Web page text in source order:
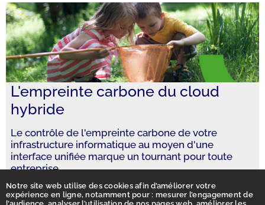
Notre site web utilise des cookies afin d’améliorer votre
expérience en ligne, notamment pour : mesurer l’engagement de
L'empreinte carbone du cloud
hybride
Le contrôle de l'empreinte carbone de votre
infrastructure informatique au moyen d'une
interface unifiée marque un tournant pour toute
entreprise.